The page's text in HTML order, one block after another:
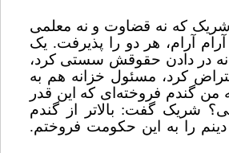
که نه قضاوت و نه معلمی
آرام، هر دو را پذیرفت. یک
در دادن حقوقش سستی کرد،
کرد، مسئول خزانه هم به
من گندم فروخته‌ای که این قدر
شریک گفت: بالاتر از گندم
را به این حکومت فروختم.